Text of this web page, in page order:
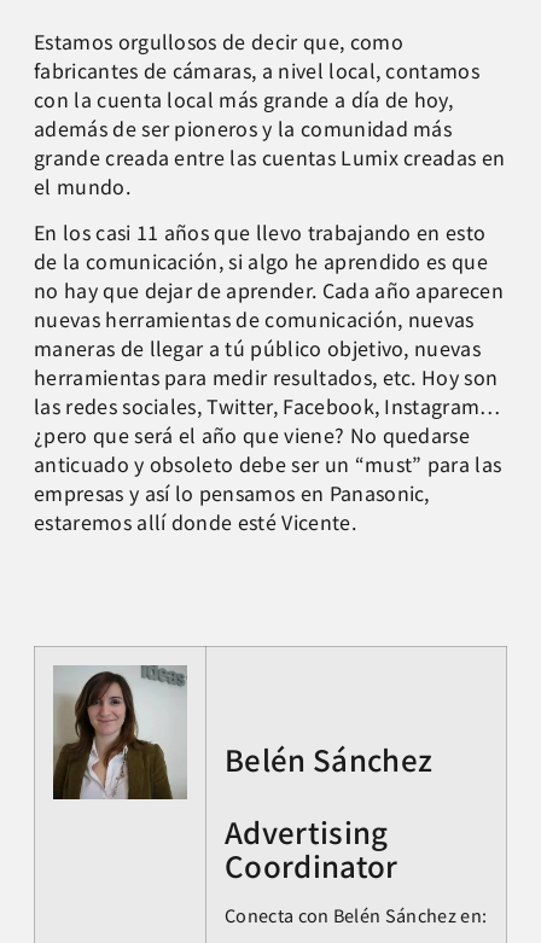
Estamos orgullosos de decir que, como
fabricantes de cámaras, a nivel local, contamos
con la cuenta local más grande a día de hoy,
además de ser pioneros y la comunidad más
grande creada entre las cuentas Lumix creadas en
el mundo.
En los casi 11 años que llevo trabajando en esto
de la comunicación, si algo he aprendido es que
no hay que dejar de aprender. Cada año aparecen
nuevas herramientas de comunicación, nuevas
maneras de llegar a tú público objetivo, nuevas
herramientas para medir resultados, etc. Hoy son
las redes sociales, Twitter, Facebook, Instagram…
¿pero que será el año que viene? No quedarse
anticuado y obsoleto debe ser un “must” para las
empresas y así lo pensamos en Panasonic,
estaremos allí donde esté Vicente.
Belén Sánchez
Advertising
Coordinator
Conecta con Belén Sánchez en: